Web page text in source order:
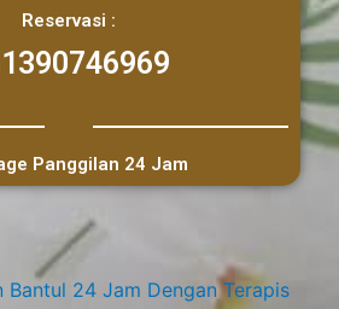
Reservasi :
Panggilan 24 Jam
Bantul 24 Jam Dengan Terapis